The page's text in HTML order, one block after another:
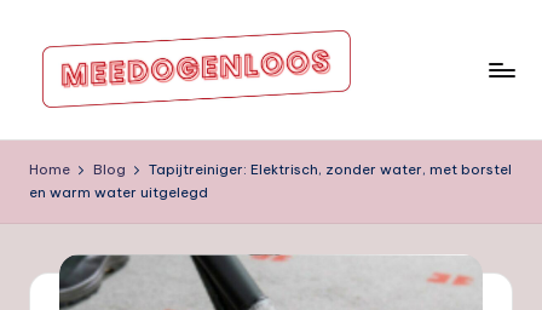
inhoud
e
e
o
Home Blog
Tapijtreiniger: Elektrisch, zonder water, met borstel
en warm water uitgelegd